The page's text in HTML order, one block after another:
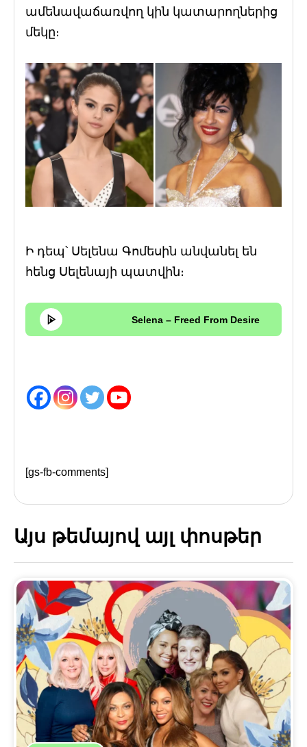
ամենավաճառվող կին կատարողներից
մեկը։
Ի դեպ՝ Սելենա Գոմեսին անվանել են
հենց Սելենայի պատվին։
Selena – Freed From Desire
[gs-fb-comments]
Այս թեմայով այլ փոսթեր